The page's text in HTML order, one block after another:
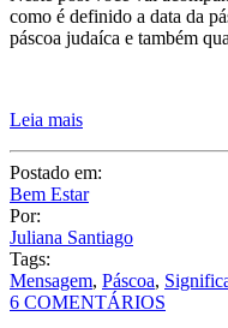
Por:
Juliana Santiago
6 COMENTÁRIOS
Compartilhe:
Posts relacionados
Mensagem de Páscoa —